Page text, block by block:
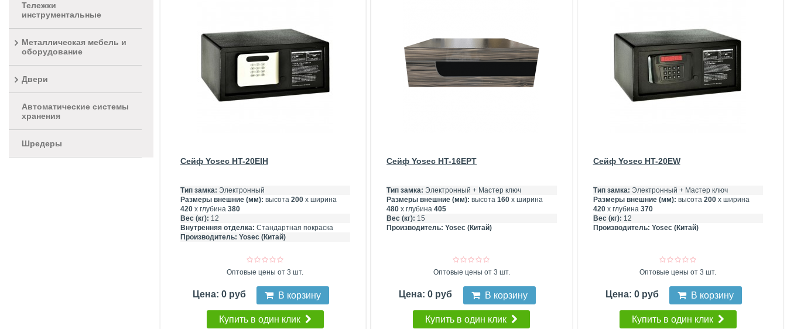
Сейф Yosec HT-20EIH
Тип замка: Электронный
Размеры внешние (мм): высота 200х ширина
420х глубина 380
Вес (кг): 12
Внутренняя отделка: Стандартная покраска
Производитель: Yosec (Китай)
Оптовые цены от 3 шт.
Цена: 0 руб В корзину
Купить в один клик
Сейф Yosec HT-16EPT
Тип замка: Электронный + Мастер ключ
Размеры внешние (мм): высота160 х ширина
480 х глубина405
Вес (кг): 15
Производитель:Yosec (Китай)
Оптовые цены от 3 шт.
Цена: 0 руб В корзину
Купить в один клик
Сейф Yosec HT-20EW
Тип замка: Электронный + Мастер ключ
Размеры внешние (мм): высота 200х ширина
420х глубина 370
Вес (кг): 12
Производитель: Yosec (Китай)
Оптовые цены от 3 шт.
Цена: 0 руб В корзину
Купить в один клик
Тележки
инструментальные
Металлическая мебель и
оборудование
Двери
Автоматические системы
хранения
Шредеры